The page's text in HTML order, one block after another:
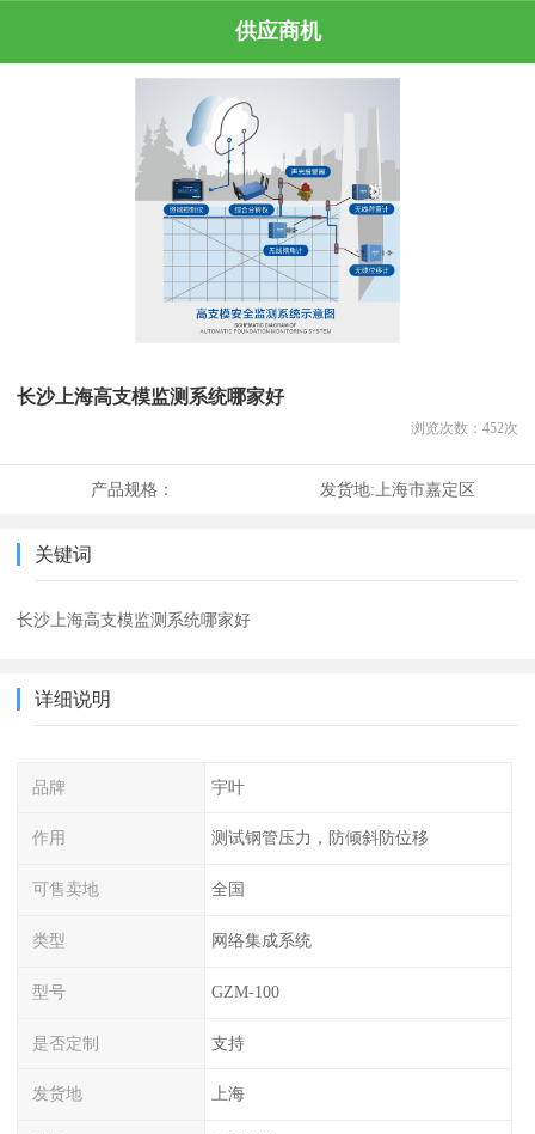
供应商机
长沙上海高支模监测系统哪家好
浏览次数： 452次
产品规格： 发货地:上海市嘉定区
关键词
长沙上海高支模监测系统哪家好
详细说明
品牌 宇叶
作用 测试钢管压力，防倾斜防位移
可售卖地 全国
类型 网络集成系统
型号 GZM-100
是否定制 支持
发货地 上海